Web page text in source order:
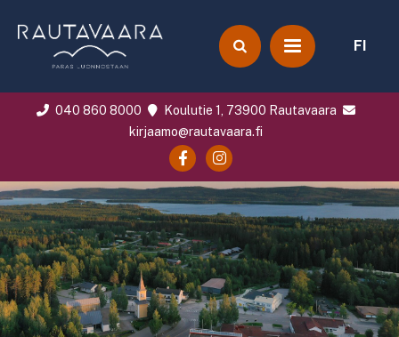
FI
040 860 8000
Koulutie 1, 73900 Rautavaara
kirjaamo@rautavaara.fi